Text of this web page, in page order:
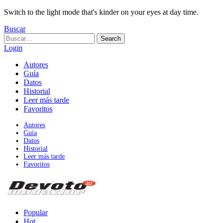
Switch to the light mode that's kinder on your eyes at day time.
Buscar
Search
for:
Search
Login
Autores
Guía
Datos
Historial
Leer más tarde
Favoritos
Autores
Guía
Datos
Historial
Leer más tarde
Favoritos
Popular
Hot